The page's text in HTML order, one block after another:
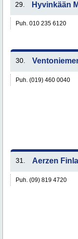
29. Hyvinkään
Puh. 010 235 6120
30.
Puh. (019) 460 0040
31. Aerzen
Puh. (09) 819 4720